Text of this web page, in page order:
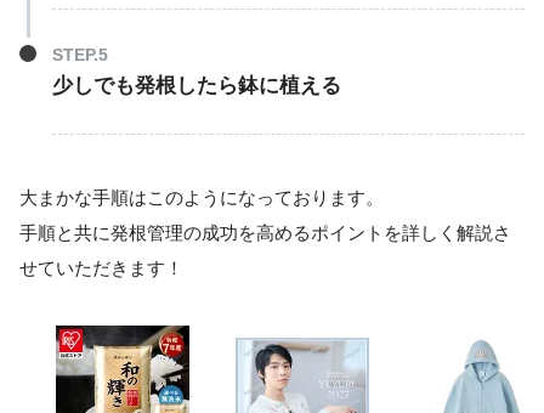
少しでも発根したら鉢に植える
大まかな手順はこのようになっております。
手順と共に発根管理の成功を高めるポイントを詳しく解説さ
せていただきます！